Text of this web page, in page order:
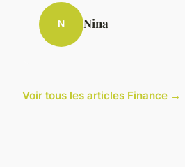
N Nina
Voir tous les articles Finance →